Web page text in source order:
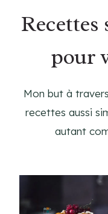
Recettes
pour
Mon but à
recettes aussi
autant